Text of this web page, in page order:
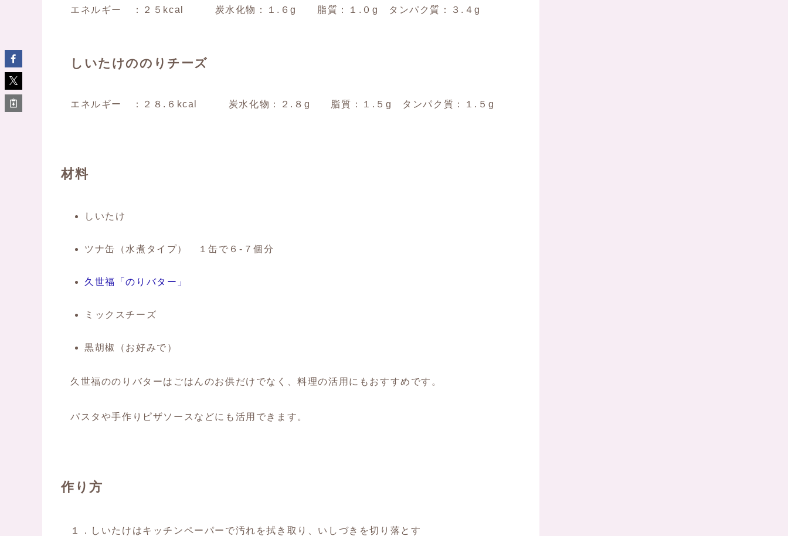
エネルギー ：２５kcal 炭水化物：１.６g 脂質：１.０g タンパク質：３.４g
しいたけののりチーズ
エネルギー ：２８.６kcal 炭水化物：２.８g 脂質：１.５g タンパク質：１.５g
材料
しいたけ
ツナ缶（水煮タイプ） １缶で６-７個分
久世福「のりバター」
ミックスチーズ
黒胡椒（お好みで）
久世福ののりバターはごはんのお供だけでなく、料理の活用にもおすすめです。
パスタや手作りピザソースなどにも活用できます。
作り方
１．しいたけはキッチンペーパーで汚れを拭き取り、いしづきを切り落とす